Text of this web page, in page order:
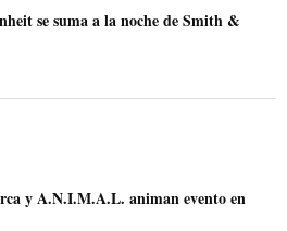
se suma a la noche de Smith &
y A.N.I.M.A.L. animan evento en